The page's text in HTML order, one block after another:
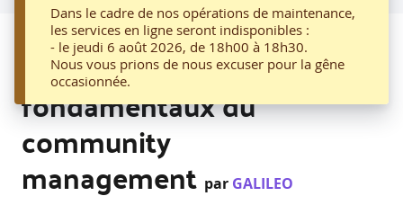
Dans le cadre de nos opérations de maintenance,
les services en ligne seront indisponibles :
- le jeudi 6 août 2026, de 18h00 à 18h30.
Nous vous prions de nous excuser pour la gêne
occasionnée.
AFFICHER LE FIL D'ARIANE
1. Maîtriser les
fondamentaux du
community
management par GALILEO